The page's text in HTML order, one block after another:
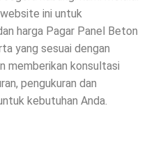
ini untuk
harga Pagar Panel Beton
yang sesuai dengan
memberikan konsultasi
pengukuran dan
kebutuhan Anda.